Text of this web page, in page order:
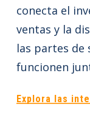
conecta el
ventas y la
las partes de
funcionen
Explora las